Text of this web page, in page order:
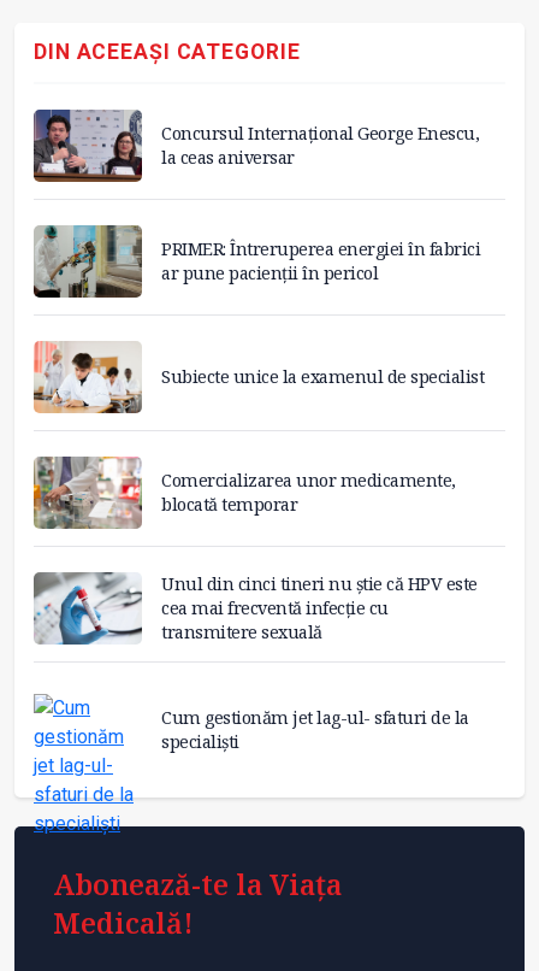
DIN ACEEAȘI CATEGORIE
Concursul Internațional George Enescu,
la ceas aniversar
PRIMER: Întreruperea energiei în fabrici
ar pune pacienții în pericol
Subiecte unice la examenul de specialist
Comercializarea unor medicamente,
blocată temporar
Unul din cinci tineri nu știe că HPV este
cea mai frecventă infecție cu
transmitere sexuală
Cum gestionăm jet lag-ul- sfaturi de la
specialiști
Abonează-te la Viața
Medicală!